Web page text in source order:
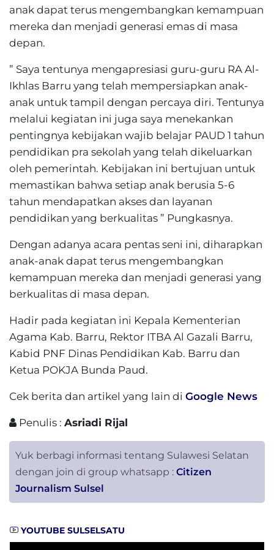
anak dapat terus mengembangkan kemampuan
mereka dan menjadi generasi emas di masa
depan.
” Saya tentunya mengapresiasi guru-guru RA Al-
Ikhlas Barru yang telah mempersiapkan anak-
anak untuk tampil dengan percaya diri. Tentunya
melalui kegiatan ini juga saya menekankan
pentingnya kebijakan wajib belajar PAUD 1 tahun
pendidikan pra sekolah yang telah dikeluarkan
oleh pemerintah. Kebijakan ini bertujuan untuk
memastikan bahwa setiap anak berusia 5-6
tahun mendapatkan akses dan layanan
pendidikan yang berkualitas ” Pungkasnya.
Dengan adanya acara pentas seni ini, diharapkan
anak-anak dapat terus mengembangkan
kemampuan mereka dan menjadi generasi yang
berkualitas di masa depan.
Hadir pada kegiatan ini Kepala Kementerian
Agama Kab. Barru, Rektor ITBA Al Gazali Barru,
Kabid PNF Dinas Pendidikan Kab. Barru dan
Ketua POKJA Bunda Paud.
Cek berita dan artikel yang lain di Google News
Penulis : Asriadi Rijal
Yuk berbagi informasi tentang Sulawesi Selatan
dengan join di group whatsapp : Citizen
Journalism Sulsel
YOUTUBE SULSELSATU